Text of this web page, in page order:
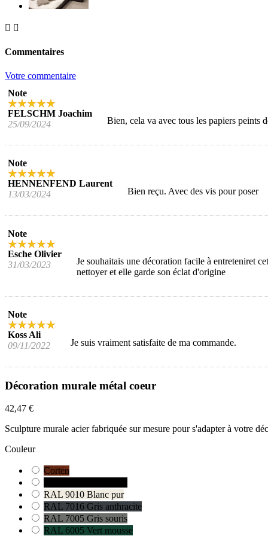
 
Commentaires
Votre commentaire
Note
FELSCHM Joachim
25/09/2024
Bien, cela va avec tous les papiers peints
Note
HENNENFEND Laurent
13/03/2024
Bien reçu. Avec des vis pour poser
Note
Esche Olivier
31/03/2023
Je souhaitais une décoration facile à entreteniret
nettoyer et elle garde son éclat d'origine
Note
Koss Ali
09/11/2022
Je suis vraiment satisfaite de ma commande.
Décoration murale métal coeur
42,47 €
Sculpture murale acier fabriquée sur mesure pour s'adapter à votre
Couleur
Corten
RAL 9010 Blanc pur
RAL 7016 Gris anthracite
RAL 7005 Gris souris
RAL 6005 Vert mousse